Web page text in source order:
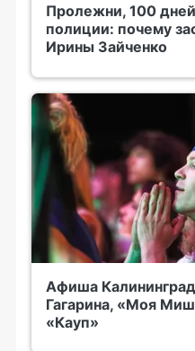
Пролежни, 100
полиции: почему
Ирины Зайченко
Афиша
Гагарина, «Моя
«Кауп»